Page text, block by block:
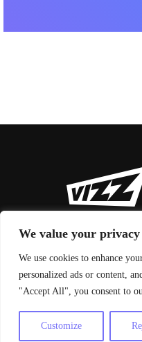
We value your privacy
We use cookies to enhance
personalized ads or content,
"Accept All", you consent to
Customize
© 2026